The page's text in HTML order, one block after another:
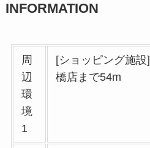
INFORMATION
周
辺
環
境
1
[ショッピング施
橋店まで54m